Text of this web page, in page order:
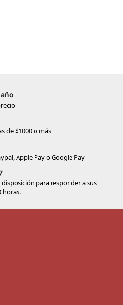
de $1000 o más
Apple Pay o Google Pay
para responder a sus
horas.